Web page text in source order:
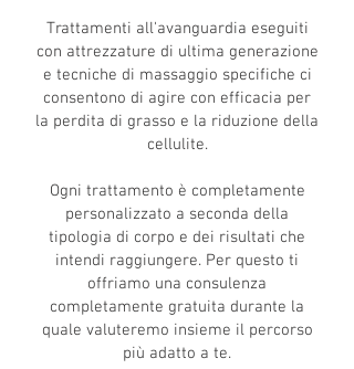
Trattamenti all'avanguardia eseguiti
con attrezzature di ultima generazione
e tecniche di massaggio specifiche ci
consentono di agire con efficacia per
la perdita di grasso e la riduzione della
cellulite.
Ogni trattamento è completamente
personalizzato a seconda della
tipologia di corpo e dei risultati che
intendi raggiungere. Per questo ti
offriamo una consulenza
completamente gratuita durante la
quale valuteremo insieme il percorso
più adatto a te.